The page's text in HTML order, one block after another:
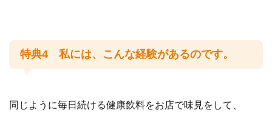
特典4 私には、こんな経験があるのです。
同じように毎日続ける健康飲料をお店で味見をして、